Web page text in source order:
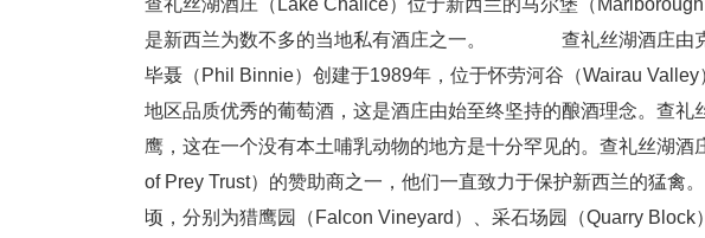
查礼丝湖酒庄（Lake Chalice）位于新西兰的马尔堡（
是新西兰为数不多的当地私有酒庄之一。 查礼丝湖酒庄由克
毕聂（Phil Binnie）创建于1989年，位于怀劳河谷（Wairau
地区品质优秀的葡萄酒，这是酒庄由始至终坚持的酿酒理念。查
鹰，这在一个没有本土哺乳动物的地方是十分罕见的。查礼丝湖
of Prey Trust）的赞助商之一，他们一直致力于保护新西兰的
顷，分别为猎鹰园（Falcon Vineyard）、采石场园（Quarry